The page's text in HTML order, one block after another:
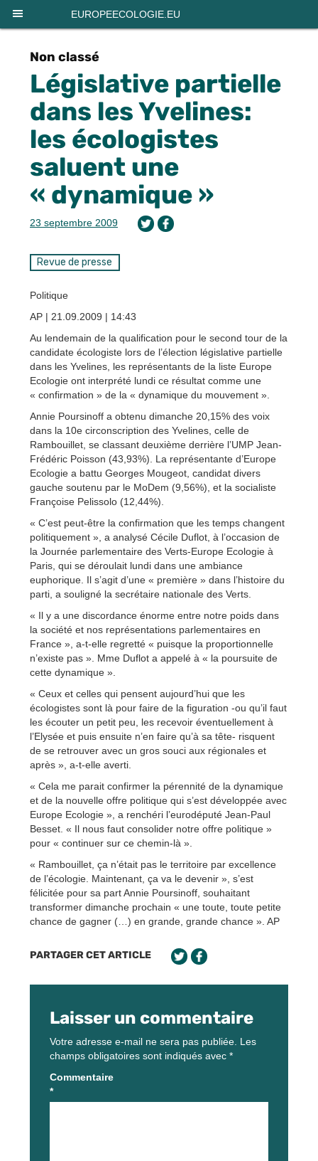
EUROPEECOLOGIE.EU
Non classé
Législative partielle
dans les Yvelines:
les écologistes
saluent une
« dynamique »
23 septembre 2009
Revue de presse
Politique
AP | 21.09.2009 | 14:43
Au lendemain de la qualification pour le second tour de la
candidate écologiste lors de l’élection législative partielle
dans les Yvelines, les représentants de la liste Europe
Ecologie ont interprété lundi ce résultat comme une
« confirmation » de la « dynamique du mouvement ».
Annie Poursinoff a obtenu dimanche 20,15% des voix
dans la 10e circonscription des Yvelines, celle de
Rambouillet, se classant deuxième derrière l’UMP Jean-
Frédéric Poisson (43,93%). La représentante d’Europe
Ecologie a battu Georges Mougeot, candidat divers
gauche soutenu par le MoDem (9,56%), et la socialiste
Françoise Pelissolo (12,44%).
« C’est peut-être la confirmation que les temps changent
politiquement », a analysé Cécile Duflot, à l’occasion de
la Journée parlementaire des Verts-Europe Ecologie à
Paris, qui se déroulait lundi dans une ambiance
euphorique. Il s’agit d’une « première » dans l’histoire du
parti, a souligné la secrétaire nationale des Verts.
« Il y a une discordance énorme entre notre poids dans
la société et nos représentations parlementaires en
France », a-t-elle regretté « puisque la proportionnelle
n’existe pas ». Mme Duflot a appelé à « la poursuite de
cette dynamique ».
« Ceux et celles qui pensent aujourd’hui que les
écologistes sont là pour faire de la figuration -ou qu’il faut
les écouter un petit peu, les recevoir éventuellement à
l’Elysée et puis ensuite n’en faire qu’à sa tête- risquent
de se retrouver avec un gros souci aux régionales et
après », a-t-elle averti.
« Cela me parait confirmer la pérennité de la dynamique
et de la nouvelle offre politique qui s’est développée avec
Europe Ecologie », a renchéri l’eurodéputé Jean-Paul
Besset. « Il nous faut consolider notre offre politique »
pour « continuer sur ce chemin-là ».
« Rambouillet, ça n’était pas le territoire par excellence
de l’écologie. Maintenant, ça va le devenir », s’est
félicitée pour sa part Annie Poursinoff, souhaitant
transformer dimanche prochain « une toute, toute petite
chance de gagner (…) en grande, grande chance ». AP
PARTAGER CET ARTICLE
Laisser un commentaire
Votre adresse e-mail ne sera pas publiée. Les
champs obligatoires sont indiqués avec *
Commentaire
*